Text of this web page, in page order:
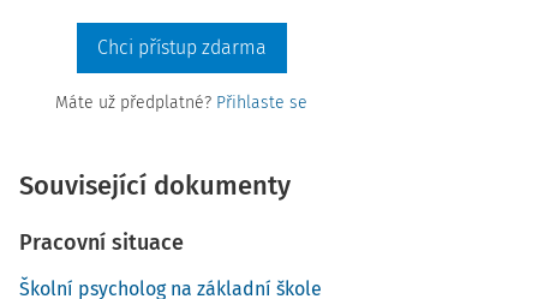
Chci přístup zdarma
Máte už předplatné? Přihlaste se
Související dokumenty
Pracovní situace
Školní psycholog na základní škole